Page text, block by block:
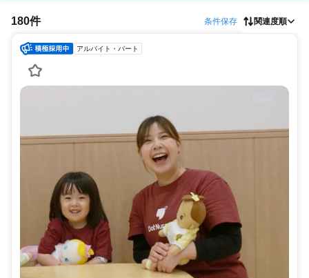
180件 条件保存 関連度順
アルバイト・パート